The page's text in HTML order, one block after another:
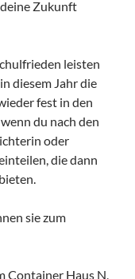
Zukunft
leisten
diesem Jahr die
fest in den
du nach den
oder
die dann
sie zum
Container Haus N,